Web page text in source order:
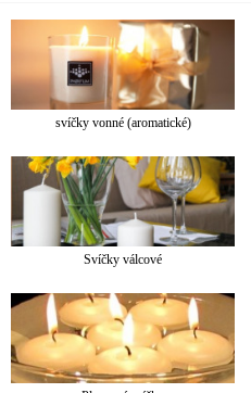
svíčky vonné (aromatické)
Svíčky válcové